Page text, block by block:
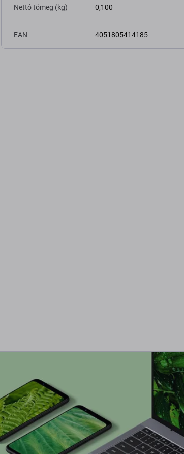
Nettó tömeg (kg) 0,100
EAN 4051805414185